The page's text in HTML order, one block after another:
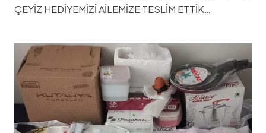
ÇEYİZ HEDİYEMİZİ AİLEMİZE TESLİM ETTİK…